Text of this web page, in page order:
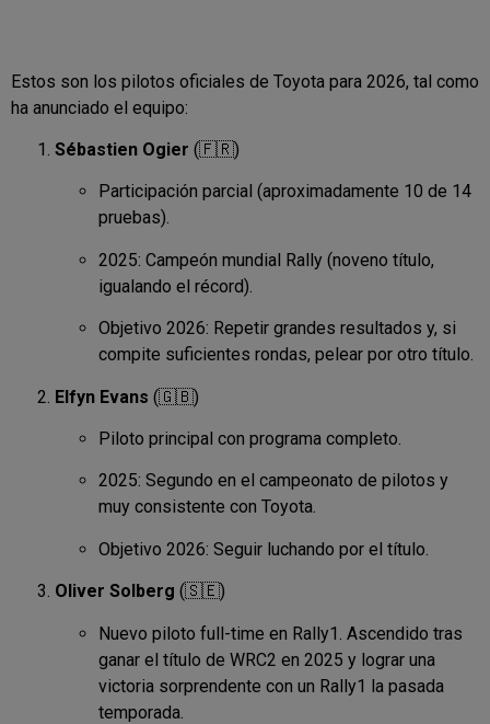
Estos son los pilotos oficiales de Toyota para 2026, tal como
ha anunciado el equipo:
Sébastien Ogier (🇫🇷)
Participación parcial (aproximadamente 10 de 14
pruebas).
2025: Campeón mundial Rally (noveno título,
igualando el récord).
Objetivo 2026: Repetir grandes resultados y, si
compite suficientes rondas, pelear por otro título.
Elfyn Evans (🇬🇧)
Piloto principal con programa completo.
2025: Segundo en el campeonato de pilotos y
muy consistente con Toyota.
Objetivo 2026: Seguir luchando por el título.
Oliver Solberg (🇸🇪)
Nuevo piloto full-time en Rally1. Ascendido tras
ganar el título de WRC2 en 2025 y lograr una
victoria sorprendente con un Rally1 la pasada
temporada.